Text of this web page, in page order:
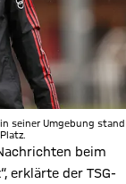
seiner Umgebung stand
beim
erklärte der TSG-